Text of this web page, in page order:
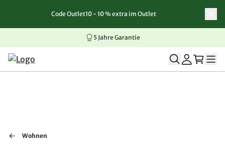
Zum Inhalt springen
Zur Navigation springen
Zum Seitenende springen
Code Outlet10 - 10 % extra im Outlet
5 Jahre Garantie
Wohnen